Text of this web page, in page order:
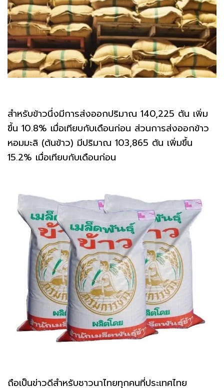
สำหรับข้าวนึ่งมีการส่งออกปริมาณ 140,225 ตัน เพิ่ม
ขึ้น 10.8% เมื่อเทียบกับเดือนก่อน ส่วนการส่งออกข้าว
หอมมะลิ (ต้นข้าว) มีปริมาณ 103,865 ตัน เพิ่มขึ้น
15.2% เมื่อเทียบกับเดือนก่อน
ถือเป็นข่าวดีสำหรับชาวนาไทยทุกคนที่ประเทศไทย